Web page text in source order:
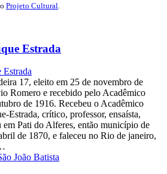
Projeto Cultural
Estrada
17, eleito em 25 de novembro de
Romero e recebido pelo Acadêmico
de 1916. Recebeu o Acadêmico
Estrada, crítico, professor, ensaísta,
em Pati do Alferes, então município de
de 1870, e faleceu no Rio de janeiro,
João Batista